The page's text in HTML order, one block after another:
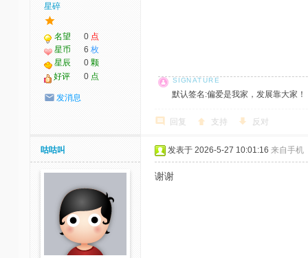
星碎
名望 0 点
星币
6 枚
星辰
0 颗
好评
0 点
发消息 默认签名:偏爱是我家，发展靠大家
回复 支持 反对
咕咕叫 发表于 2026-5-27 10:01:16 来自手机
谢谢